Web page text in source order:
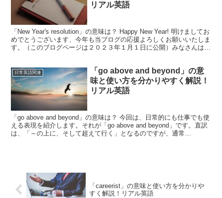
リアル英語
「New Year's resolution」の意味は？ Happy New Year! 明けましてお
めでとうございます、今年も当ブログの応援よろしくお願いいたしま
す。（このブログページは２０２３年１月１日に公開）みなさんは新
日常英語関連
「go above and beyond」の意
味と使い方を分かりやすく解説！
リアル英語
「go above and beyond」の意味は？ 今回は、日常的にも仕事でも使
える表現を紹介します。それが「go above and beyond」です。直訳
は、「～の上に、そして超えて行く」となるのですが、通常
「careerist」の意味と使い方を分かりや
すく解説！リアル英語